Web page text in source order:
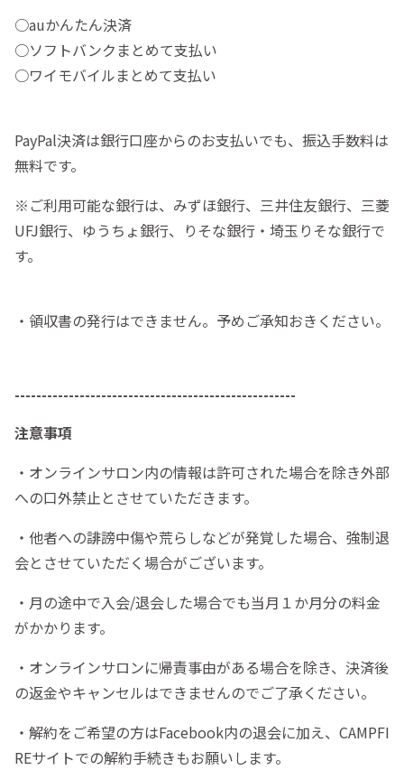
○auかんたん決済
○ソフトバンクまとめて支払い
○ワイモバイルまとめて支払い
PayPal決済は銀行口座からのお支払いでも、振込手数料は
無料です。
※ご利用可能な銀行は、みずほ銀行、三井住友銀行、三菱
UFJ銀行、ゆうちょ銀行、りそな銀行・埼玉りそな銀行で
す。
・領収書の発行はできません。予めご承知おきください。
----------------------------------------------------
注意事項
・オンラインサロン内の情報は許可された場合を除き外部
への口外禁止とさせていただきます。
・他者への誹謗中傷や荒らしなどが発覚した場合、強制退
会とさせていただく場合がございます。
・月の途中で入会/退会した場合でも当月１か月分の料金
がかかります。
・オンラインサロンに帰責事由がある場合を除き、決済後
の返金やキャンセルはできませんのでご了承ください。
・解約をご希望の方はFacebook内の退会に加え、CAMPFI
REサイトでの解約手続きもお願いします。